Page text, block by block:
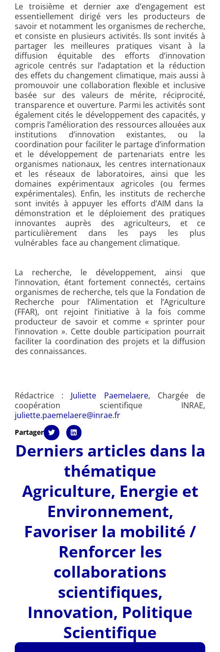
Le troisième et dernier axe d’engagement est
essentiellement dirigé vers les producteurs de
savoir et notamment les organismes de recherche,
et consiste en plusieurs activités. Ils sont invités à
partager les meilleures pratiques visant à la
diffusion équitable des efforts d’innovation
agricole centrés sur l’adaptation et la réduction
des effets du changement climatique, mais aussi à
promouvoir une collaboration flexible et inclusive
basée sur des valeurs de mérite, réciprocité,
transparence et ouverture. Parmi les activités sont
également cités le développement des capacités, y
compris l’amélioration des ressources allouées aux
institutions d’innovation existantes, ou la
coordination pour faciliter le partage d’information
et le développement de partenariats entre les
organismes nationaux, les centres internationaux
et les réseaux de laboratoires, ainsi que les
domaines expérimentaux agricoles (ou fermes
expérimentales). Enfin, les instituts de recherche
sont invités à appuyer les efforts d’AIM dans la
démonstration et le déploiement des pratiques
innovantes auprès des agriculteurs, et ce
particulièrement dans les pays les plus
vulnérables face au changement climatique.
La recherche, le développement, ainsi que
l’innovation, étant fortement connectés, certains
organismes de recherche, tels que la Fondation de
Recherche pour l’Alimentation et l’Agriculture
(FFAR), ont rejoint l’initiative à la fois comme
producteur de savoir et comme « sprinter pour
l’innovation ». Cette double participation pourrait
faciliter la coordination des projets et la diffusion
des connaissances.
Rédactrice : Juliette Paemelaere, Chargée de
coopération scientifique INRAE,
juliette.paemelaere@inrae.fr
Partager
Derniers articles dans la
thématique
Agriculture, Energie et
Environnement,
Favoriser la mobilité /
Renforcer les
collaborations
scientifiques,
Innovation, Politique
Scientifique